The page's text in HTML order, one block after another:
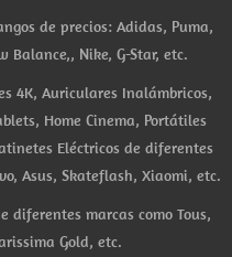
de precios: Adidas, Puma,
Balance,, Nike, G-Star, etc.
4K, Auriculares Inalámbricos,
Home Cinema, Portátiles
Eléctricos de diferentes
Asus, Skateflash, Xiaomi, etc.
diferentes marcas como Tous,
Gold, etc.